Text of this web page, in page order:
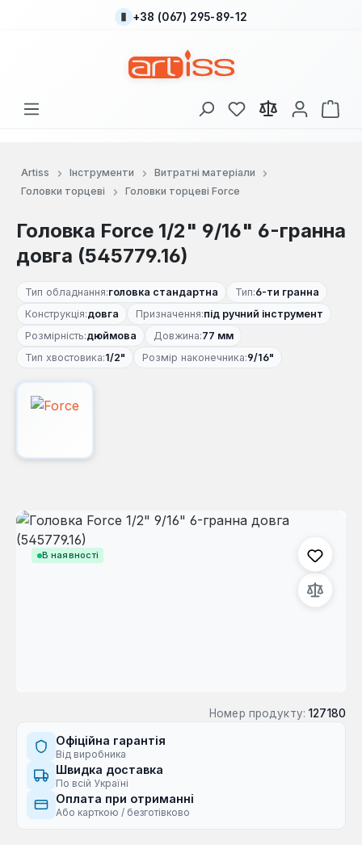
Перейти до основного вмісту
+38 (067) 295-89-12
У вас є 0 у списку
Artiss Інструменти
Витратні матеріали
Головки торцеві
Головки торцеві Force
Головка Force 1/2" 9/16" 6-гранна
довга (545779.16)
Тип обладнання:головка стандартна Тип:6-ти гранна
Конструкція:довга Призначення:під ручний інструмент
Розмірність:дюймова Довжина:77 мм
Тип хвостовика:1/2" Розмір наконечника:9/16"
В наявності
Пропустити галерею зображень
Номер продукту: 127180
Офіційна гарантія
Від виробника
Швидка доставка
По всій Україні
Оплата при отриманні
Або карткою / безготівково